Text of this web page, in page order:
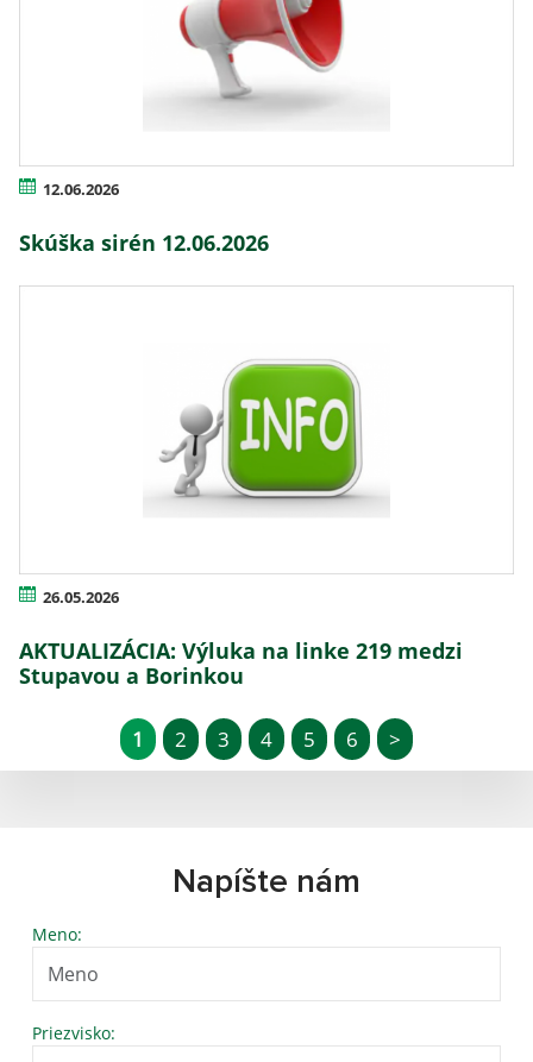
12.06.2026
Skúška sirén 12.06.2026
26.05.2026
AKTUALIZÁCIA: Výluka na linke 219 medzi
Stupavou a Borinkou
1 2 3 4 5 6 >
Napíšte nám
Meno:
Priezvisko: